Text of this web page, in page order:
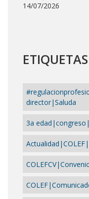
14/07/2026
ETIQUETAS
director|Saluda
3a